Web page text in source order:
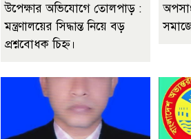
উপেক্ষার অভিযোগে তোলপাড় :
মন্ত্রণালয়ের সিদ্ধান্ত নিয়ে বড়
প্রশ্নবোধক চিহ্ন।